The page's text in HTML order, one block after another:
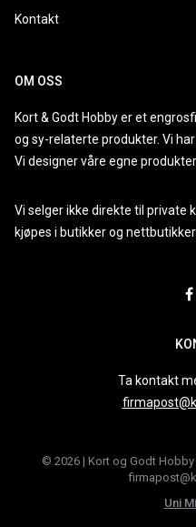
Kontakt
OM OSS
Kort & Godt Hobby er et
og sy-relaterte produkter. Vi
Vi designer våre egne produkter.
Vi selger ikke direkte til private
kjøpes i butikker og
Ta kontakt
© 2026 | Kort og Godt Hobby
Uni